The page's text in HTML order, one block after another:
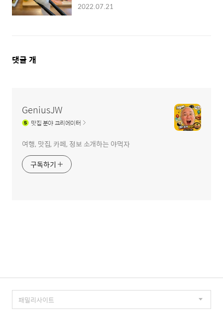
2022.07.21
댓
댓글 개
GeniusJW
맛집분야 크리에이터
여행, 맛집, 카페, 정보 소개하는 야먹자
구독하기